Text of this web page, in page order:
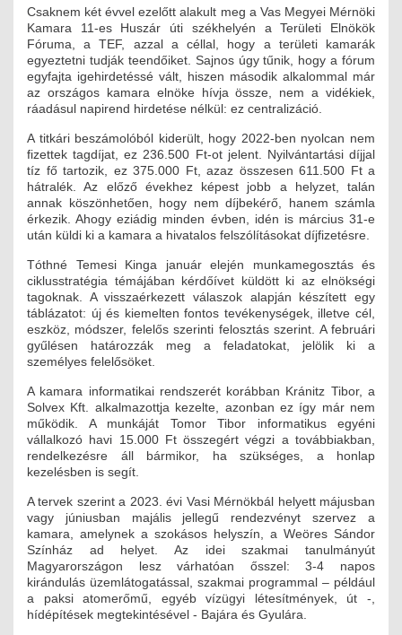
Csaknem két évvel ezelőtt alakult meg a Vas Megyei Mérnöki
Kamara 11-es Huszár úti székhelyén a Területi Elnökök
Fóruma, a TEF, azzal a céllal, hogy a területi kamarák
egyeztetni tudják teendőiket. Sajnos úgy tűnik, hogy a fórum
egyfajta igehirdetéssé vált, hiszen második alkalommal már
az országos kamara elnöke hívja össze, nem a vidékiek,
ráadásul napirend hirdetése nélkül: ez centralizáció.
A titkári beszámolóból kiderült, hogy 2022-ben nyolcan nem
fizettek tagdíjat, ez 236.500 Ft-ot jelent. Nyilvántartási díjjal
tíz fő tartozik, ez 375.000 Ft, azaz összesen 611.500 Ft a
hátralék. Az előző évekhez képest jobb a helyzet, talán
annak köszönhetően, hogy nem díjbekérő, hanem számla
érkezik. Ahogy eziádig minden évben, idén is március 31-e
után küldi ki a kamara a hivatalos felszólításokat díjfizetésre.
Tóthné Temesi Kinga január elején munkamegosztás és
ciklusstratégia témájában kérdőívet küldött ki az elnökségi
tagoknak. A visszaérkezett válaszok alapján készített egy
táblázatot: új és kiemelten fontos tevékenységek, illetve cél,
eszköz, módszer, felelős szerinti felosztás szerint. A februári
gyűlésen határozzák meg a feladatokat, jelölik ki a
személyes felelősöket.
A kamara informatikai rendszerét korábban Kránitz Tibor, a
Solvex Kft. alkalmazottja kezelte, azonban ez így már nem
működik. A munkáját Tomor Tibor informatikus egyéni
vállalkozó havi 15.000 Ft összegért végzi a továbbiakban,
rendelkezésre áll bármikor, ha szükséges, a honlap
kezelésben is segít.
A tervek szerint a 2023. évi Vasi Mérnökbál helyett májusban
vagy júniusban majális jellegű rendezvényt szervez a
kamara, amelynek a szokásos helyszín, a Weöres Sándor
Színház ad helyet. Az idei szakmai tanulmányút
Magyarországon lesz várhatóan ősszel: 3-4 napos
kirándulás üzemlátogatással, szakmai programmal – például
a paksi atomerőmű, egyéb vízügyi létesítmények, út -,
hídépítések megtekintésével - Bajára és Gyulára.